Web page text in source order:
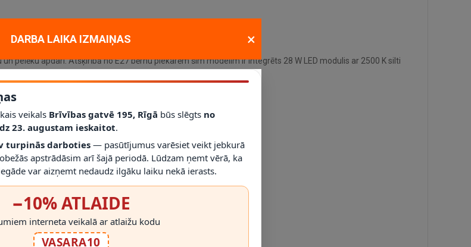
pelēku apdari. Atšķirībā no E27 bērnu piekarēm šim modelim ir integrēts 28 W LED modulis ar 2500 K silti
rotaļīgu telpas objektu.
RĀDĪT VAIRĀK
DARBA LAIKA IZMAIŅAS ×
veikals Brīvības gatvē 195, Rīgā būs slēgts no
23. augustam ieskaitot.
turpinās darboties — pasūtījumus varēsiet veikt jebkurā
apstrādāsim arī šajā periodā. Lūdzam ņemt vērā, ka
var aizņemt nedaudz ilgāku laiku nekā ierasts.
−10% ATLAIDE
interneta veikalā ar atlaižu kodu
VASARA10